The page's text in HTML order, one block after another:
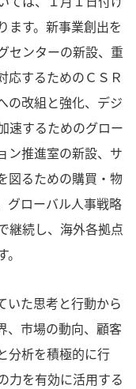
ます。新事業創出を
センターの新設、重
応するためのＣＳＲ
の改組と強化、デジ
速するためのグロー
ン推進室の新設、サ
図るための購買・物
グローバル人事戦略
継続し、海外各拠点
いた思考と行動から
、市場の動向、顧客
分析を積極的に行
力を有効に活用する